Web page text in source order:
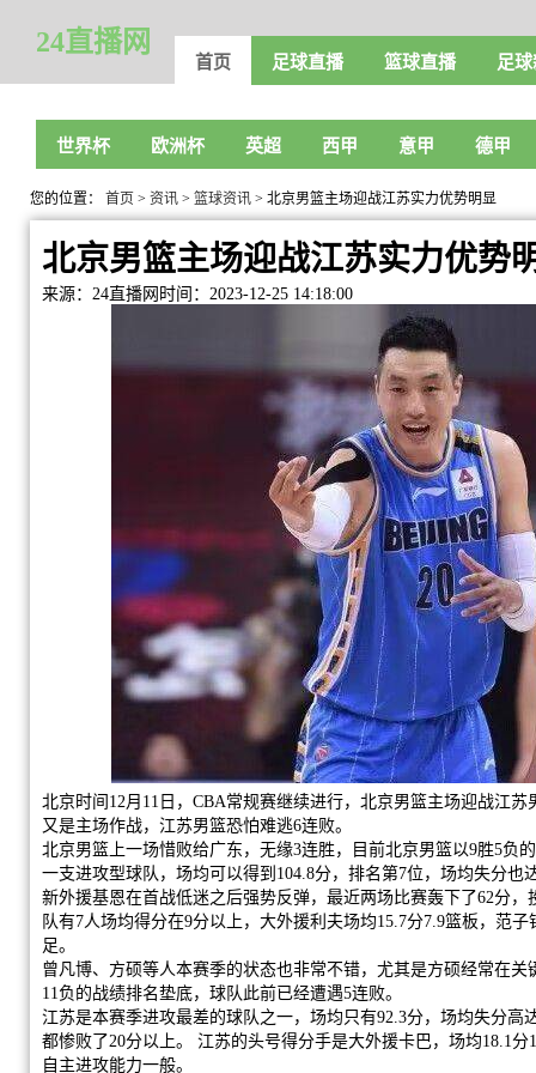
24直播网
首页 足球直播 篮球直播 足
世界杯 欧洲杯 英超 西甲 意甲 德甲
您的位置： 首页 > 资讯 > 篮球资讯 > 北京男篮主场迎战江苏实力优势明显
北京男篮主场迎战江苏实力优势
来源：24直播网 时间：2023-12-25 14:18:00
北京时间12月11日，CBA常规赛继续进行，北京男篮主场迎战江
又是主场作战，江苏男篮恐怕难逃6连败。
北京男篮上一场惜败给广东，无缘3连胜，目前北京男篮以9胜5负
一支进攻型球队，场均可以得到104.8分，排名第7位，场均失分也
新外援基恩在首战低迷之后强势反弹，最近两场比赛轰下了62分
队有7人场均得分在9分以上，大外援利夫场均15.7分7.9篮板，范
足。
曾凡博、方硕等人本赛季的状态也非常不错，尤其是方硕经常在
11负的战绩排名垫底，球队此前已经遭遇5连败。
江苏是本赛季进攻最差的球队之一，场均只有92.3分，场均失分高
都惨败了20分以上。 江苏的头号得分手是大外援卡巴，场均18.1
自主进攻能力一般。